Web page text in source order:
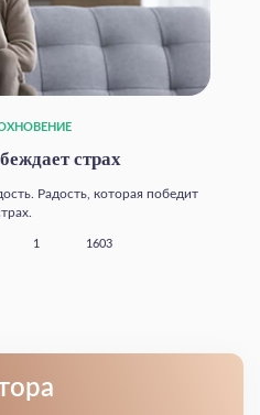
страх
Радость, которая победит
1 1603